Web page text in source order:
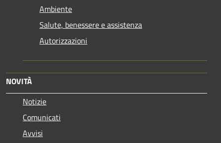
Ambiente
Salute, benessere e assistenza
Autorizzazioni
NOVITÀ
Notizie
Comunicati
Avvisi